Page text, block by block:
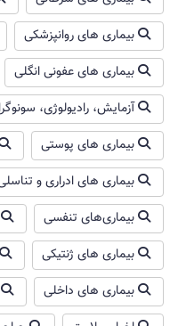
بیماری های روانپزشکی
بیماری های عفونی انگلی
آزمایش، رادیولوژی،
بیماری های پوستی
بیماری های ادراری و
بیماری‌های تنفسی
بیماری های ژنتیکی
بیماری های داخلی